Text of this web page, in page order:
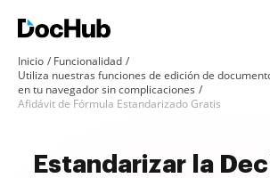
Inicio
Funcionalidad
Utiliza nuestras funciones de edición de
en tu navegador sin complicaciones
Afidávit de Fórmula Estandarizado Gratis
Estandarizar la